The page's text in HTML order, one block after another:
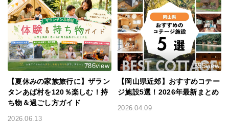
786view
【夏休みの家族旅行に】ザラン
タンあば村を120％楽しむ！持
ち物＆過ごし方ガイド
2026.06.13
555view
【岡山県近郊】おすすめコテー
ジ施設5選！2026年最新まとめ
2026.04.09